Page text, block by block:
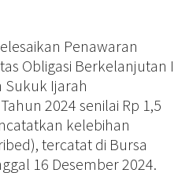
Penawaran
Obligasi Berkelanjutan I
Sukuk Ijarah
2024 senilai Rp 1,5
kelebihan
tercatat di Bursa
16 Desember 2024.